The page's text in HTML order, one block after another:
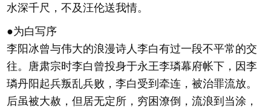
水深千尺，不及汪伦送我情。
●为白写序
李阳冰曾与伟大的浪漫诗人李白有过一段不平常的交
往。唐肃宗时李白曾投身于永王李璘幕府帐下，因李
璘丹阳起兵叛乱兵败，李白受到牵连，被治罪流放。
后虽被大赦，但居无定所，穷困潦倒，流浪到当涂，